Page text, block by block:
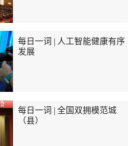
每日一词 | 人工智能健康有序
发展
每日一词 | 全国双拥模范城
（县）